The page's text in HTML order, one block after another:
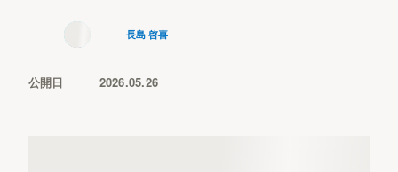
長島 啓喜
公開日 2026.05.26